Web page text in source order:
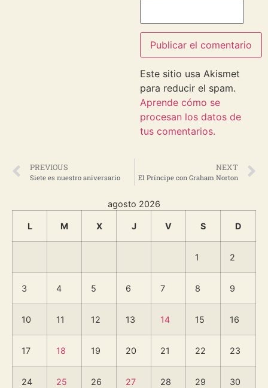
Este sitio usa Akismet
para reducir el spam.
Aprende cómo se
procesan los datos de
tus comentarios.
PREVIOUS
Siete es nuestro aniversario
NEXT
El Príncipe con Graham Norton
agosto 2026
L M X J V S D
1 2
3 4 5 6 7 8 9
10 11 12 13 14 15 16
17 18 19 20 21 22 23
24 25 26 27 28 29 30